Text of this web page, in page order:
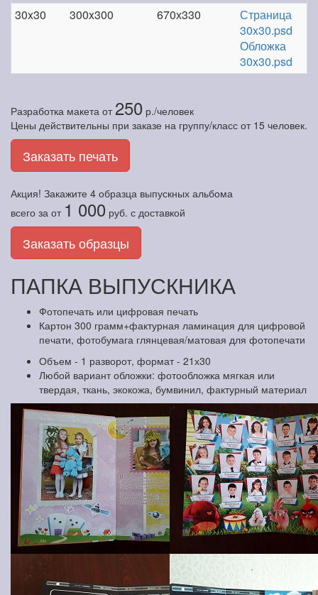
30x30
300x300 670х330
Страница
30x30.psd
Обложка
30x30.psd
Разработка макета от 250 р./человек
Цены действительны при заказе на группу/класс от 15 человек.
Заказать печать
Акция! Закажите 4 образца выпускных альбома
всего за от 1 000 руб. с доставкой
Заказать образцы
ПАПКА ВЫПУСКНИКА
Фотопечать или цифровая печать
Картон 300 грамм+фактурная ламинация для цифровой
печати, фотобумага глянцевая/матовая для фотопечати
Объем - 1 разворот, формат - 21х30
Любой вариант обложки: фотообложка мягкая или
твердая, ткань, экокожа, бумвинил, фактурный материал